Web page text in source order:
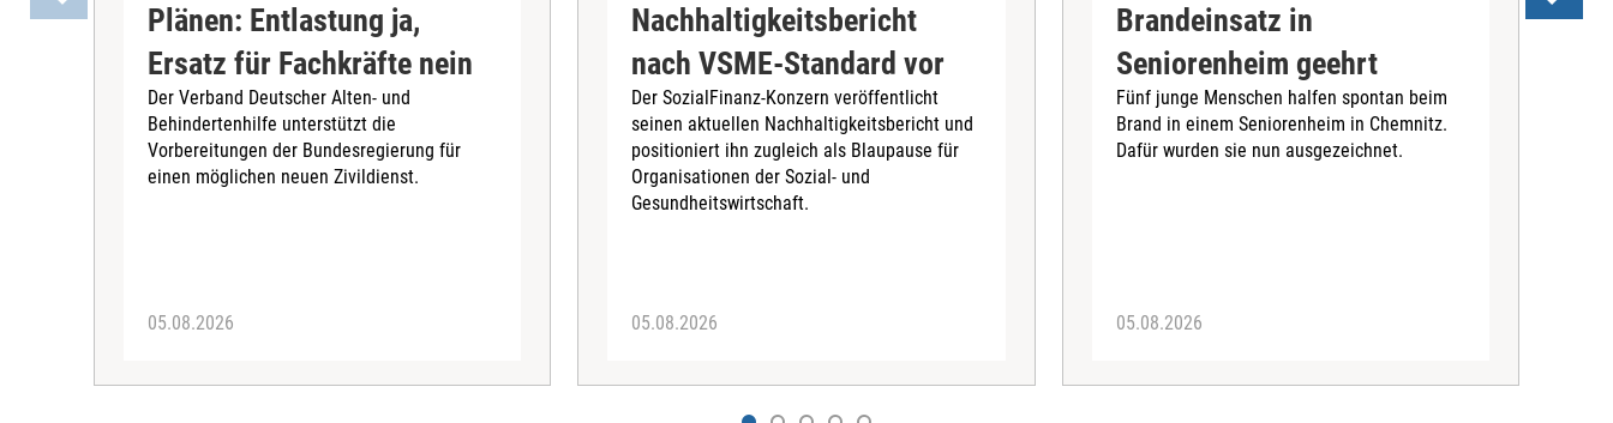
Plänen: Entlastung ja,
Ersatz für Fachkräfte nein
Der Verband Deutscher Alten- und
Behindertenhilfe unterstützt die
Vorbereitungen der Bundesregierung für
einen möglichen neuen Zivildienst.
05.08.2026
Nachhaltigkeitsbericht
nach VSME-Standard vor
Der SozialFinanz-Konzern veröffentlicht
seinen aktuellen Nachhaltigkeitsbericht und
positioniert ihn zugleich als Blaupause für
Organisationen der Sozial- und
Gesundheitswirtschaft.
05.08.2026
Brandeinsatz in
Seniorenheim geehrt
Fünf junge Menschen halfen spontan beim
Brand in einem Seniorenheim in Chemnitz.
Dafür wurden sie nun ausgezeichnet.
05.08.2026